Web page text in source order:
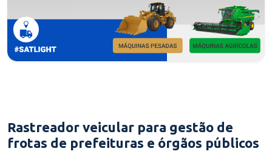
Rastreador veicular para gestão de
frotas de prefeituras e órgãos públicos